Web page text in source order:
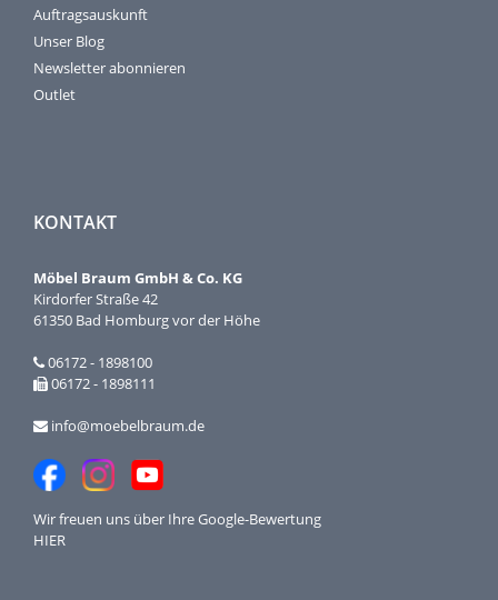
Auftragsauskunft
Unser Blog
Newsletter abonnieren
Outlet
KONTAKT
Möbel Braum GmbH & Co. KG
Kirdorfer Straße 42
61350 Bad Homburg vor der Höhe
06172 - 1898100
06172 - 1898111
info@moebelbraum.de
Wir freuen uns über IhreGoogle-Bewertung
HIER